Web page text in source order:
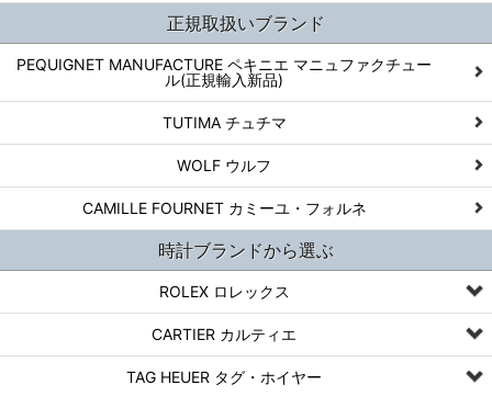
正規取扱いブランド
PEQUIGNET MANUFACTURE ペキニエ マニュファクチュー
ル(正規輸入新品)
TUTIMA チュチマ
WOLF ウルフ
CAMILLE FOURNET カミーユ・フォルネ
時計ブランドから選ぶ
ROLEX ロレックス
CARTIER カルティエ
TAG HEUER タグ・ホイヤー